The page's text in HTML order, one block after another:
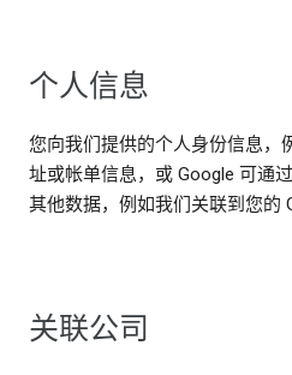
个人信息
您向我们提供的个人身份信息，
址或帐单信息，或 Google 可通
其他数据，例如我们关联到您的
关联公司